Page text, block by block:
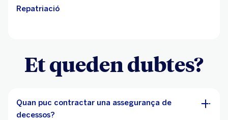
Repatriació
Et queden dubtes?
Quan puc contractar una assegurança de
decessos?